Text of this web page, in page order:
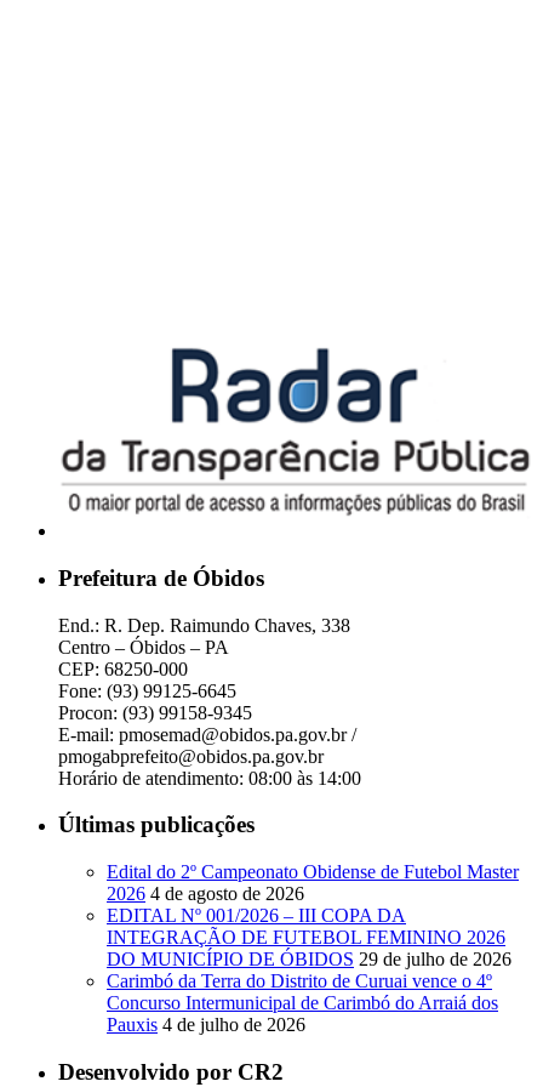
Prefeitura de Óbidos
End.: R. Dep. Raimundo Chaves, 338
Centro – Óbidos – PA
CEP: 68250-000
Fone: (93) 99125-6645
Procon: (93) 99158-9345
E-mail: pmosemad@obidos.pa.gov.br /
pmogabprefeito@obidos.pa.gov.br
Horário de atendimento: 08:00 às 14:00
Últimas publicações
Edital do 2º Campeonato Obidense de Futebol Master
2026 4 de agosto de 2026
EDITAL Nº 001/2026 – III COPA DA
INTEGRAÇÃO DE FUTEBOL FEMININO 2026
DO MUNICÍPIO DE ÓBIDOS 29 de julho de 2026
Carimbó da Terra do Distrito de Curuai vence o 4º
Concurso Intermunicipal de Carimbó do Arraiá dos
Pauxis 4 de julho de 2026
Desenvolvido por CR2